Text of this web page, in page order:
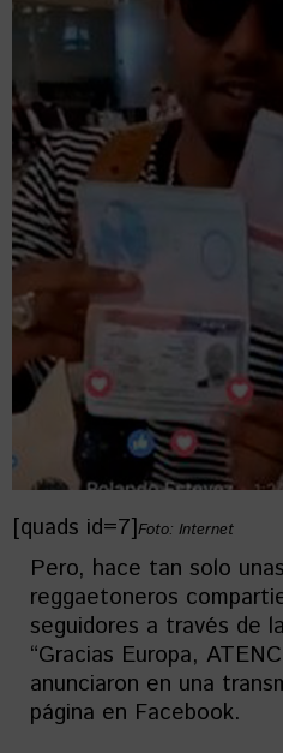
[quads id=7]Foto: Internet
Pero, hace tan solo
reggaetoneros
seguidores a través de
“Gracias Europa,
anunciaron en una
página en Facebook.